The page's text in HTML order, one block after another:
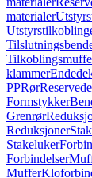
materialer
klammer
PPRør
Formstykker
Grenrør
Reduksjoner
Stakeluker
Forbindelser
Muffer